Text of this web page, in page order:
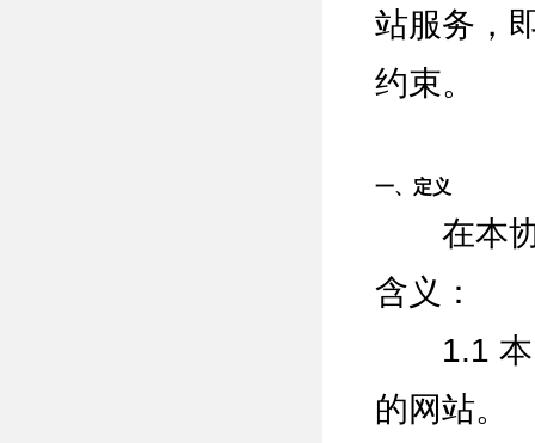
站服务，
约束。
一、定义
在本协
含义：
1.1 本网
的网站。